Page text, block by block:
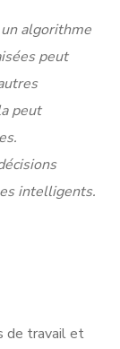
algorithme
peut
peut
intelligents.
de travail et